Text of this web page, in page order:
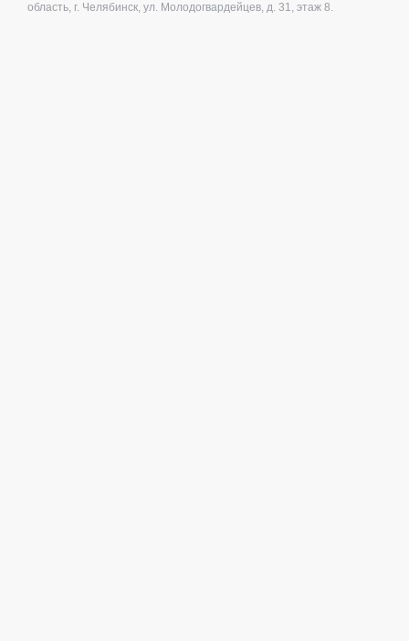
область, г. Челябинск, ул. Молодогвардейцев, д. 31, этаж 8.